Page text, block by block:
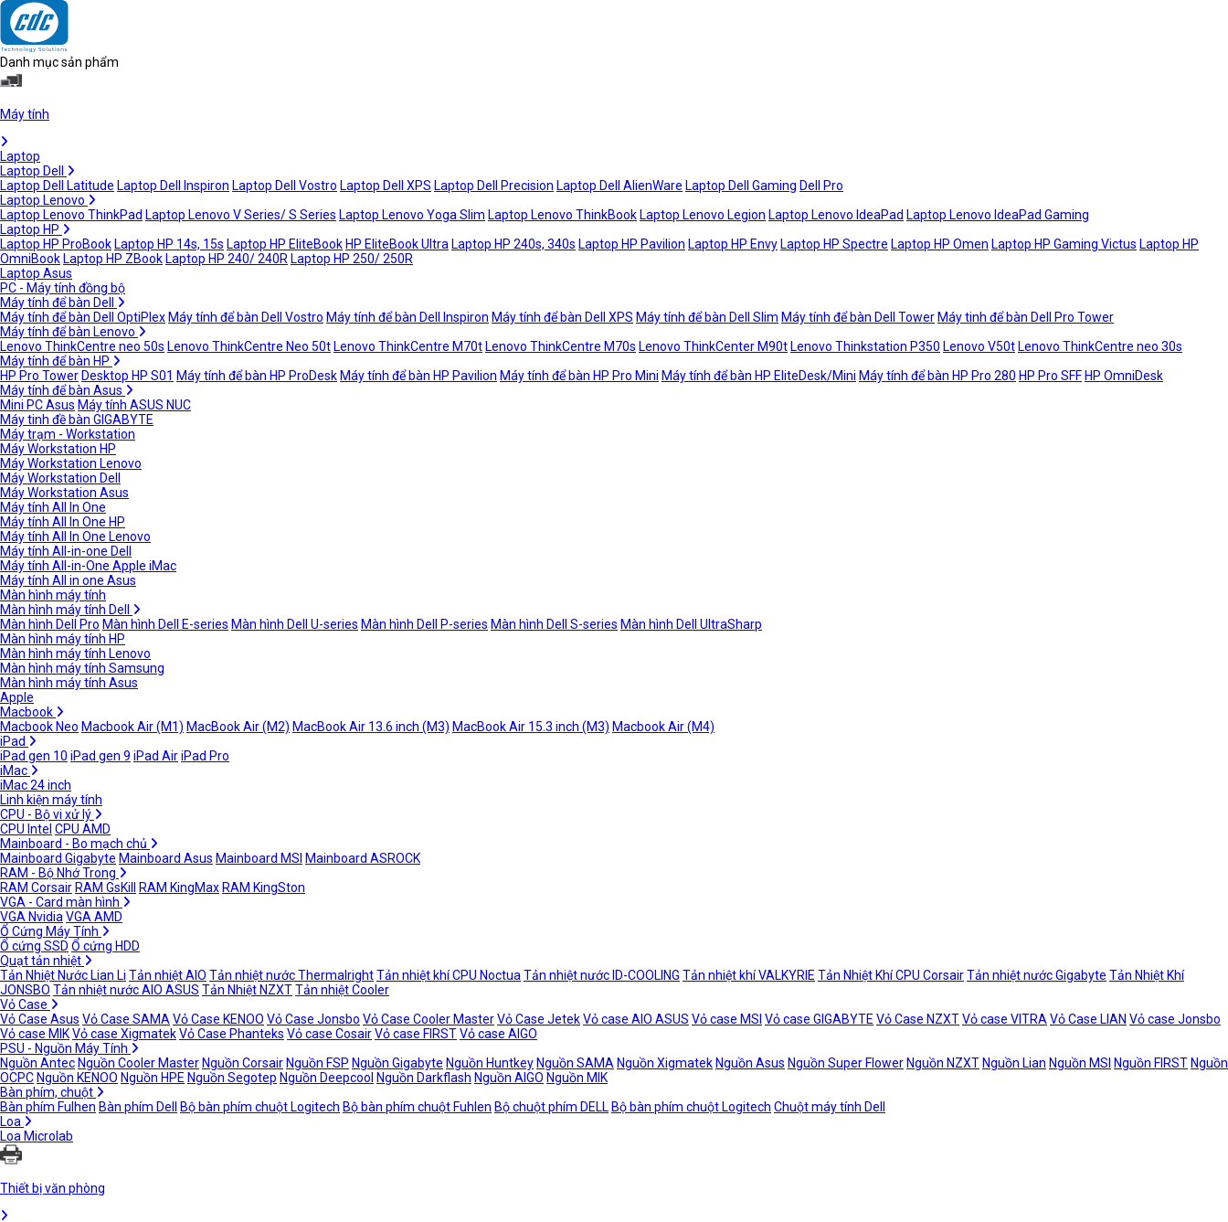
Danh mục sản phẩm
Máy tính
Laptop
Laptop Dell
Laptop Dell Latitude Laptop Dell Inspiron Laptop Dell Vostro Laptop Dell XPS Laptop Dell Precision Laptop Dell AlienWare Laptop Dell Gaming Dell Pro
Laptop Lenovo
Laptop Lenovo ThinkPad Laptop Lenovo V Series/ S Series Laptop Lenovo Yoga Slim Laptop Lenovo ThinkBook Laptop Lenovo Legion Laptop Lenovo IdeaPad Laptop Lenovo IdeaPad Gaming
Laptop HP
Laptop HP ProBook Laptop HP 14s, 15s Laptop HP EliteBook HP EliteBook Ultra Laptop HP 240s, 340s Laptop HP Pavilion Laptop HP Envy Laptop HP Spectre Laptop HP Omen Laptop HP Gaming Victus Laptop HP
OmniBook Laptop HP ZBook Laptop HP 240/ 240R Laptop HP 250/ 250R
Laptop Asus
PC - Máy tính đồng bộ
Máy tính để bàn Dell
Máy tính để bàn Dell OptiPlex Máy tính để bàn Dell Vostro Máy tính để bàn Dell Inspiron Máy tính để bàn Dell XPS Máy tính để bàn Dell Slim Máy tính để bàn Dell Tower Máy tinh để bàn Dell Pro Tower
Máy tính để bàn Lenovo
Lenovo ThinkCentre neo 50s Lenovo ThinkCentre Neo 50t Lenovo ThinkCentre M70t Lenovo ThinkCentre M70s Lenovo ThinkCenter M90t Lenovo Thinkstation P350 Lenovo V50t Lenovo ThinkCentre neo 30s
Máy tính để bàn HP
HP Pro Tower Desktop HP S01 Máy tính để bàn HP ProDesk Máy tính để bàn HP Pavilion Máy tính để bàn HP Pro Mini Máy tính để bàn HP EliteDesk/Mini Máy tính để bàn HP Pro 280 HP Pro SFF HP OmniDesk
Máy tính để bàn Asus
Mini PC Asus Máy tính ASUS NUC
Máy tinh đề bàn GIGABYTE
Máy trạm - Workstation
Máy Workstation HP
Máy Workstation Lenovo
Máy Workstation Dell
Máy Workstation Asus
Máy tính All In One
Máy tính All In One HP
Máy tính All In One Lenovo
Máy tính All-in-one Dell
Máy tính All-in-One Apple iMac
Máy tính All in one Asus
Màn hình máy tính
Màn hình máy tính Dell
Màn hình Dell Pro Màn hình Dell E-series Màn hình Dell U-series Màn hình Dell P-series Màn hình Dell S-series Màn hình Dell UltraSharp
Màn hình máy tính HP
Màn hình máy tính Lenovo
Màn hình máy tính Samsung
Màn hình máy tính Asus
Apple
Macbook
Macbook Neo Macbook Air (M1) MacBook Air (M2) MacBook Air 13.6 inch (M3) MacBook Air 15.3 inch (M3) Macbook Air (M4)
iPad
iPad gen 10 iPad gen 9 iPad AiriPad Pro
iMac
iMac 24 inch
Linh kiện máy tính
CPU - Bộ vi xử lý
CPU Intel CPU AMD
Mainboard - Bo mạch chủ
Mainboard Gigabyte Mainboard Asus Mainboard MSI Mainboard ASROCK
RAM - Bộ Nhớ Trong
RAM Corsair RAM GsKill RAM KingMax RAM KingSton
VGA - Card màn hình
VGA Nvidia VGA AMD
Ổ Cứng Máy Tính
Ổ cứng SSD Ổ cứng HDD
Quạt tản nhiệt
Tản Nhiệt Nước Lian Li Tản nhiệt AIO Tản nhiệt nước ThermalrightTản nhiệt khí CPU Noctua Tản nhiệt nước ID-COOLING Tản nhiệt khí VALKYRIE Tản Nhiệt Khí CPU CorsairTản nhiệt nước Gigabyte Tản Nhiệt Khí
JONSBO Tản nhiệt nước AIO ASUS Tản Nhiệt NZXTTản nhiệt Cooler
Vỏ Case
Vỏ Case Asus Vỏ Case SAMA Vỏ Case KENOO Vỏ Case Jonsbo Vỏ Case Cooler MasterVỏ Case JetekVỏ case AIO ASUS Vỏ case MSI Vỏ case GIGABYTE Vỏ Case NZXTVỏ case VITRA Vỏ Case LIAN Vỏ case Jonsbo
Vỏ case MIKVỏ case XigmatekVỏ Case Phanteks Vỏ case CosairVỏ case FIRSTVỏ case AIGO
PSU - Nguồn Máy Tính
Nguồn Antec Nguồn Cooler Master Nguồn Corsair Nguồn FSP Nguồn Gigabyte Nguồn Huntkey Nguồn SAMA Nguồn Xigmatek Nguồn Asus Nguồn Super Flower Nguồn NZXT Nguồn Lian Nguồn MSI Nguồn FIRST Nguồn
OCPC Nguồn KENOO Nguồn HPE Nguồn Segotep Nguồn Deepcool Nguồn Darkflash Nguồn AIGO Nguồn MIK
Bàn phím, chuột
Bàn phím Fulhen Bàn phím Dell Bộ bàn phím chuột Logitech Bộ bàn phím chuột Fuhlen Bộ chuột phím DELL Bộ bàn phím chuột Logitech Chuột máy tính Dell
Loa
Loa Microlab
Thiết bị văn phòng